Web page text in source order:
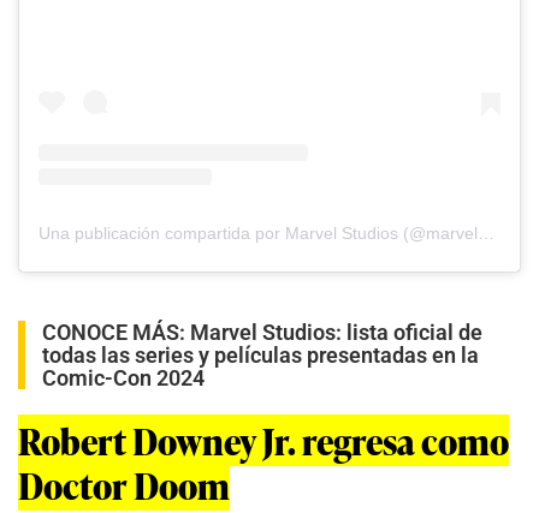
CONOCE MÁS: Marvel Studios: lista oficial de
todas las series y películas presentadas en la
Comic-Con 2024
Robert Downey Jr. regresa como
Doctor Doom